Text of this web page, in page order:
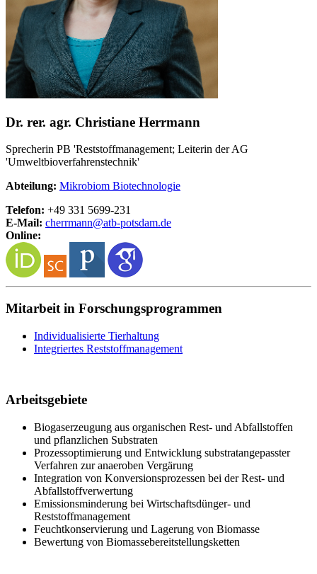
Dr. rer. agr. Christiane Herrmann
Sprecherin PB 'Reststoffmanagement; Leiterin der AG
'Umweltbioverfahrenstechnik'
Abteilung: Mikrobiom Biotechnologie
Telefon: +49 331 5699-231
E-Mail: cherrmann@atb-potsdam.de
Online:
Mitarbeit in Forschungsprogrammen
Individualisierte Tierhaltung
Integriertes Reststoffmanagement
Arbeitsgebiete
Biogaserzeugung aus organischen Rest- und Abfallstoffen
und pflanzlichen Substraten
Prozessoptimierung und Entwicklung substratangepasster
Verfahren zur anaeroben Vergärung
Integration von Konversionsprozessen bei der Rest- und
Abfallstoffverwertung
Emissionsminderung bei Wirtschaftsdünger- und
Reststoffmanagement
Feuchtkonservierung und Lagerung von Biomasse
Bewertung von Biomassebereitstellungsketten